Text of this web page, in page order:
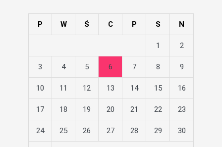
P W Ś C P S N
1 2
3 4 5 6 7 8 9
10 11 12 13 14 15 16
17 18 19 20 21 22 23
24 25 26 27 28 29 30